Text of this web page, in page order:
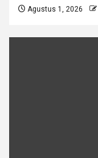
Agustus 1, 2026